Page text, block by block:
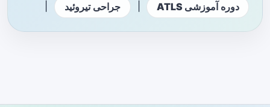
دوره آموزشی ATLS جراحی تیروئید